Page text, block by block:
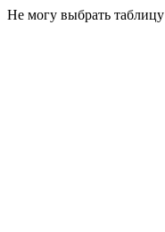
Не могу выбрать таблицу